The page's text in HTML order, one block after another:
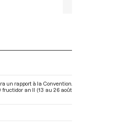
un rapport à la Convention.
an II (13 au 26 août